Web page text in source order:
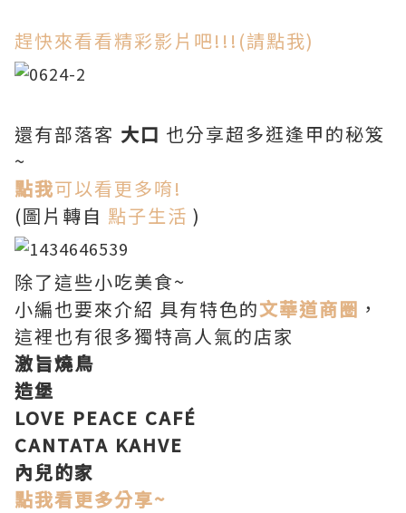
趕快來看看精彩影片吧!!!(請點我)
還有部落客 大口 也分享超多逛逢甲的秘笈
~
點我可以看更多唷!
(圖片轉自 點子生活 )
除了這些小吃美食~
小編也要來介紹 具有特色的文華道商圈 ，
這裡也有很多獨特高人氣的店家
激旨燒鳥
造堡
LOVE PEACE CAFÉ
CANTATA KAHVE
內兒的家
點我看更多分享~